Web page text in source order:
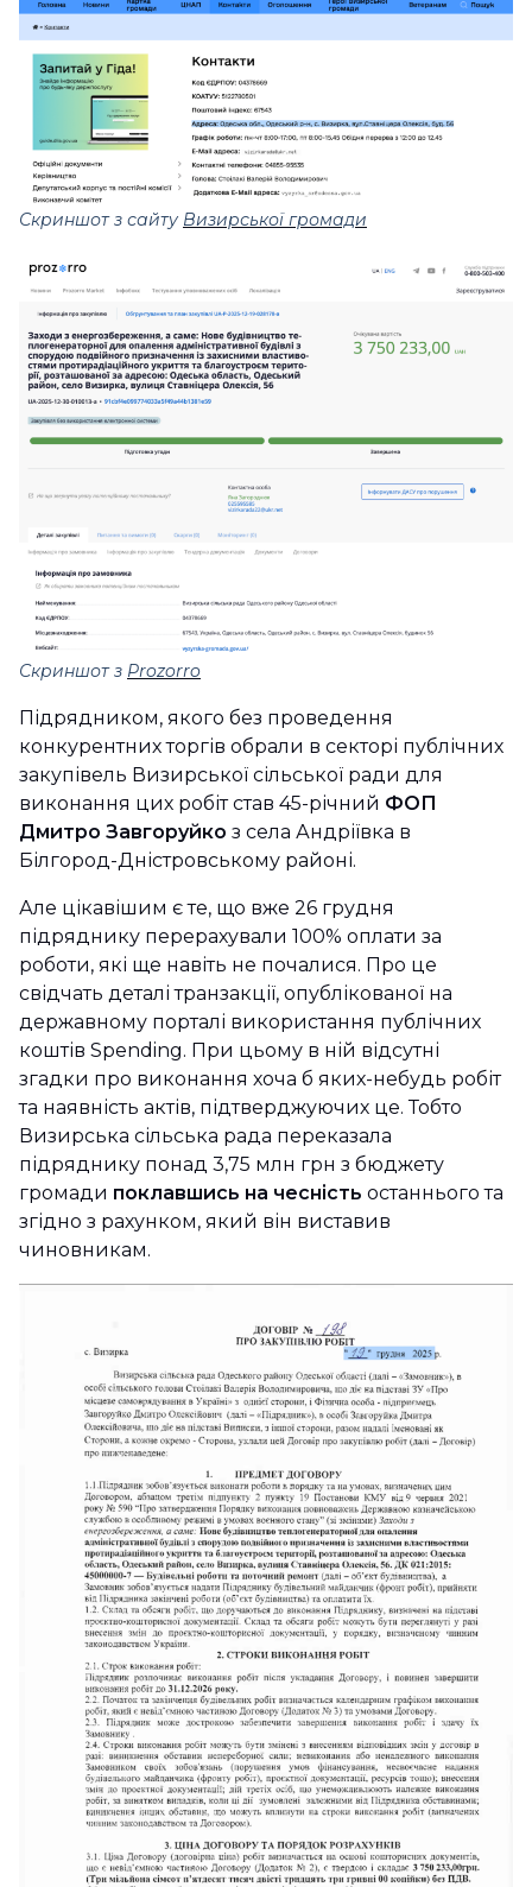
Скриншот з сайту Визирської громади
Скриншот з Prozorro
Підрядником, якого без проведення
конкурентних торгів обрали в секторі публічних
закупівель Визирської сільської ради для
виконання цих робіт став 45-річний ФОП
Дмитро Завгоруйко з села Андріївка в
Білгород-Дністровському районі.
Але цікавішим є те, що вже 26 грудня
підряднику перерахували 100% оплати за
роботи, які ще навіть не почалися. Про це
свідчать деталі транзакції, опублікованої на
державному порталі використання публічних
коштів Spending. При цьому в ній відсутні
згадки про виконання хоча б яких-небудь робіт
та наявність актів, підтверджуючих це. Тобто
Визирська сільська рада переказала
підряднику понад 3,75 млн грн з бюджету
громади поклавшись на чесність останнього та
згідно з рахунком, який він виставив
чиновникам.